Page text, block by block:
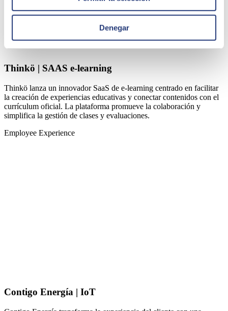
Denegar
Thinkö | SAAS e-learning
Thinkö lanza un innovador SaaS de e-learning centrado en facilitar
la creación de experiencias educativas y conectar contenidos con el
currículum oficial. La plataforma promueve la colaboración y
simplifica la gestión de clases y evaluaciones.
Employee Experience
Contigo Energía | IoT